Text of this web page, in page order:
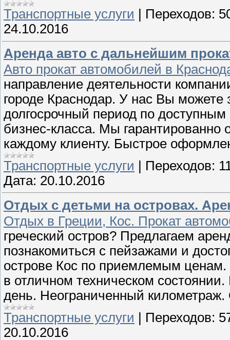
Транспортные услуги
Переходов:
24.10.2016
Аренда авто с дальнейшим
Авто прокат автомобилей в
направление деятельности
городе Краснодар. У нас Вы можете
долгосрочный период по
бизнес-класса. Мы
каждому клиенту. Быстрое
Транспортные услуги
Переходов:
Дата: 20.10.2016
Отдых с детьми на островах.
Отдых в Греции, Кос. Прокат
греческий остров? Предлагаем
познакомиться с пейзажами и
острове Кос по приемлемым
в отличном техническом
день. Неограниченный
Транспортные услуги | Переходов:
20.10.2016